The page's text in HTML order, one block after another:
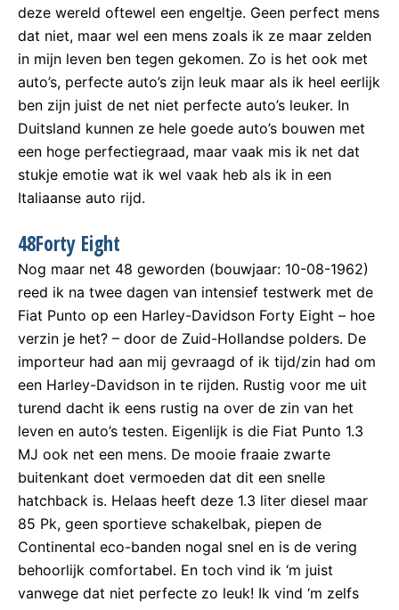
deze wereld oftewel een engeltje. Geen perfect mens
dat niet, maar wel een mens zoals ik ze maar zelden
in mijn leven ben tegen gekomen. Zo is het ook met
auto’s, perfecte auto’s zijn leuk maar als ik heel eerlijk
ben zijn juist de net niet perfecte auto’s leuker. In
Duitsland kunnen ze hele goede auto’s bouwen met
een hoge perfectiegraad, maar vaak mis ik net dat
stukje emotie wat ik wel vaak heb als ik in een
Italiaanse auto rijd.
48Forty Eight
Nog maar net 48 geworden (bouwjaar: 10-08-1962)
reed ik na twee dagen van intensief testwerk met de
Fiat Punto op een Harley-Davidson Forty Eight – hoe
verzin je het? – door de Zuid-Hollandse polders. De
importeur had aan mij gevraagd of ik tijd/zin had om
een Harley-Davidson in te rijden. Rustig voor me uit
turend dacht ik eens rustig na over de zin van het
leven en auto’s testen. Eigenlijk is die Fiat Punto 1.3
MJ ook net een mens. De mooie fraaie zwarte
buitenkant doet vermoeden dat dit een snelle
hatchback is. Helaas heeft deze 1.3 liter diesel maar
85 Pk, geen sportieve schakelbak, piepen de
Continental eco-banden nogal snel en is de vering
behoorlijk comfortabel. En toch vind ik ‘m juist
vanwege dat niet perfecte zo leuk! Ik vind ‘m zelfs